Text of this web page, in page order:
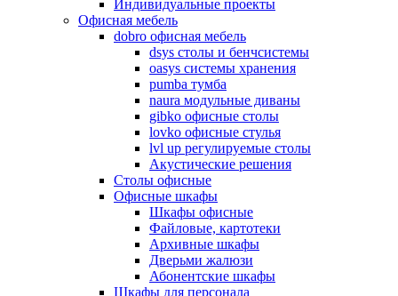
Индивидуальные проекты
Офисная мебель
dobro офисная мебель
dsys столы и бенчсистемы
oasys системы хранения
pumba тумба
naura модульные диваны
gibko офисные столы
lovko офисные стулья
lvl up регулируемые столы
Акустические решения
Столы офисные
Офисные шкафы
Шкафы офисные
Файловые, картотеки
Архивные шкафы
Дверьми жалюзи
Абонентские шкафы
Шкафы для персонала